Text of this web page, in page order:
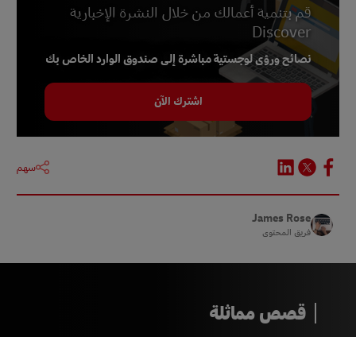
قم بتنمية أعمالك من خلال النشرة الإخبارية
Discover
نصائح ورؤى لوجستية مباشرة إلى صندوق الوارد الخاص بك
اشترك الآن
سهم
James Rose
فريق المحتوى
قصص مماثلة